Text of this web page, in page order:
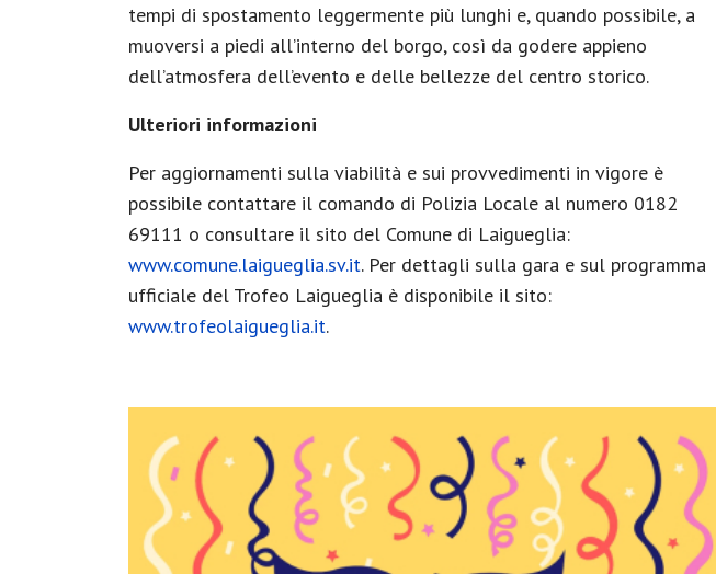
tempi di spostamento leggermente più lunghi e, quando possibile, a
muoversi a piedi all’interno del borgo, così da godere appieno
dell’atmosfera dell’evento e delle bellezze del centro storico.
Ulteriori informazioni
Per aggiornamenti sulla viabilità e sui provvedimenti in vigore è
possibile contattare il comando di Polizia Locale al numero 0182
69111 o consultare il sito del Comune di Laigueglia:
www.comune.laigueglia.sv.it. Per dettagli sulla gara e sul programma
ufficiale del Trofeo Laigueglia è disponibile il sito:
www.trofeolaigueglia.it.